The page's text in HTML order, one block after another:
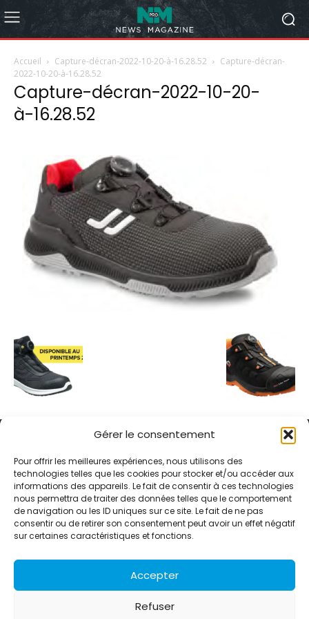
Gérer le consentement
Pour offrir les meilleures expériences, nous utilisons des
technologies telles que les cookies pour stocker et/ou accéder aux
informations des appareils. Le fait de consentir à ces technologies
nous permettra de traiter des données telles que le comportement
de navigation ou les ID uniques sur ce site. Le fait de ne pas
consentir ou de retirer son consentement peut avoir un effet négatif
sur certaines caractéristiques et fonctions.
Accepter
Refuser
Accueil Capture-décran-2022-10-20-à-16.28.52
Capture-décran-
2022-10-20-à-16.28.52
Capture-décran-2022-10-20-
à-16.28.52
Alternative Média est une agence de relations presse et de
relations publiques basée à Grenoble. Depuis 1995, elle conçoit et
pilote des stratégies de visibilité en France et à l’international
grâce à un réseau d’agences partenaires.